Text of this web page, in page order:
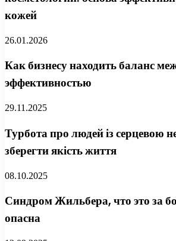
кожей
26.01.2026
Как бизнесу находить баланс
эффективностью
29.11.2025
Турбота про людей із серцевою
зберегти якість життя
08.10.2025
Синдром Жильбера, что это за
опасна